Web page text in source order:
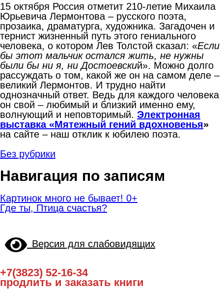
15 октября Россия отметит 210-летие Михаила
Юрьевича Лермонтова – русского поэта,
прозаика, драматурга, художника. Загадочен и
тернист жизненный путь этого гениального
человека, о котором Лев Толстой сказал: «Если
бы этот мальчик остался жить, не нужны
были бы ни я, ни Достоевский». Можно долго
рассуждать о том, какой же он на самом деле –
великий Лермонтов. И трудно найти
однозначный ответ. Ведь для каждого человека
он свой – любимый и близкий именно ему,
волнующий и неповторимый. Электронная
выставка «Мятежный гений вдохновенья»
на сайте – наш отклик к юбилею поэта.
Без рубрики
Навигация по записям
Картинок много не бывает! 0+
Где ты, Птица счастья?
Версия для слабовидящих
+7(3823) 52-16-34
продлить и заказать книги